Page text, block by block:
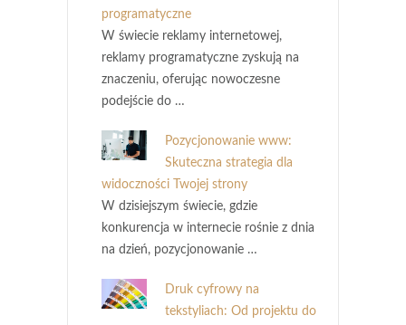
programatyczne
W świecie reklamy internetowej,
reklamy programatyczne zyskują na
znaczeniu, oferując nowoczesne
podejście do …
Pozycjonowanie www:
Skuteczna strategia dla
widoczności Twojej strony
W dzisiejszym świecie, gdzie
konkurencja w internecie rośnie z dnia
na dzień, pozycjonowanie …
Druk cyfrowy na
tekstyliach: Od projektu do